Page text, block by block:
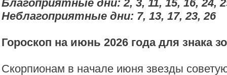
Благоприятные дни: 2, 3, 11, 15, 16, 24,
Неблагоприятные дни: 7, 13, 17, 23, 26
Гороскоп на июнь 2026 года для знака
Скорпионам в начале июня звезды